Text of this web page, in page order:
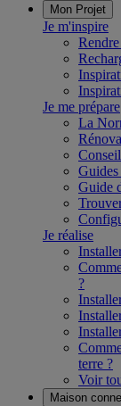
Mon Projet
Je m'inspire
Je me prépare
La
Guide
Je réalise
?
terre ?
Voir
Maison